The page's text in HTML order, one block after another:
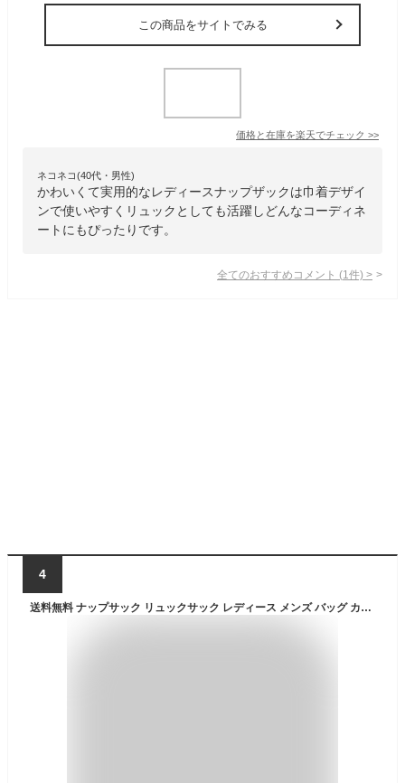
この商品をサイトでみる
価格と在庫を楽天でチェック >>
ネコネコ(40代・男性)
かわいくて実用的なレディースナップザックは巾着デザイ
ンで使いやすくリュックとしても活躍しどんなコーディネ
ートにもぴったりです。
全てのおすすめコメント (1 件) >
4
送料無料 ナップサック リュックサック レディース メンズ バッグ カバン バックパック 巾着袋 ジムサック デイパック A4収納 防水 撥水 軽量 旅行 アウトドア 通学 通勤 遠足 トレッキング かばん 鞄 シューズケース プールバッグ スポーツバッグ フィットネスバッグ ジムバ